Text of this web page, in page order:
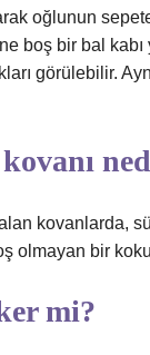
oğlunun
boş bir bal
görülebilir.
kovanlarda,
olmayan bir
mi?